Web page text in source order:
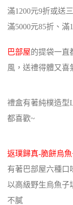
滿1200元9折或送
滿5000元85折、滿
巴部屋的提袋一直
風，送禮得體又喜
禮盒有著純樸造型
都喜歡~
返璞歸真-脆餅烏
有著巴部屋六種口
以高級野生烏魚子
不膩